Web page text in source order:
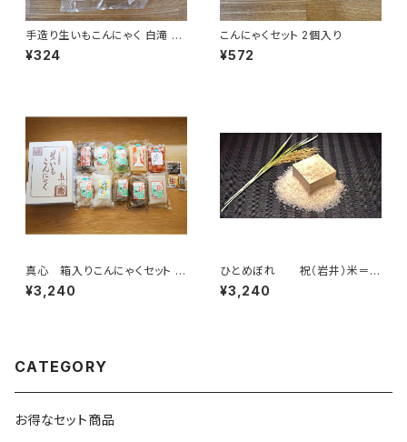
手造り生いもこんにゃく 白滝 1
袋 300g
¥324
こんにゃくセット 2個入り
¥572
真心 箱入りこんにゃくセット 1
0袋入り
¥3,240
ひとめぼれ 祝（岩井）米＝３
キロ ※数量限定発売
¥3,240
CATEGORY
お得なセット商品